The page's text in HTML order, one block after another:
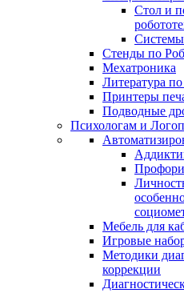
Стол и
Системы
Стенды по
Мехатроника
Литература
Принтеры
Подводные
Психологам и
Мебель для
Игровые
Методики
коррекции